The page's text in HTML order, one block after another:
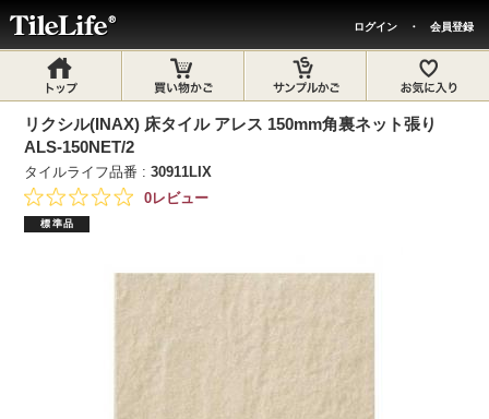
ログイン ・ 会員登録
リクシル(INAX) 床タイル アレス 150mm角裏ネット張り
ALS-150NET/2
タイルライフ品番 :30911LIX
0レビュー
標準品